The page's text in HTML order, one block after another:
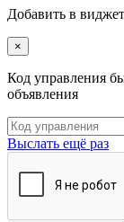
Добавить в
×
Код управления
объявления
Выслать ещё раз